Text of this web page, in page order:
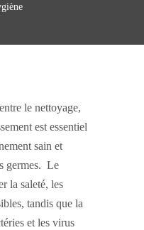
le nettoyage,
est essentiel
sain et
germes. Le
la saleté, les
tandis que la
et les virus